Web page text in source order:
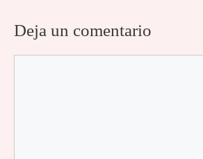
Deja un comentario